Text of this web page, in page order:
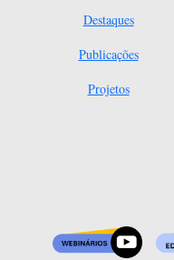
Destaques
Publicações
Projetos